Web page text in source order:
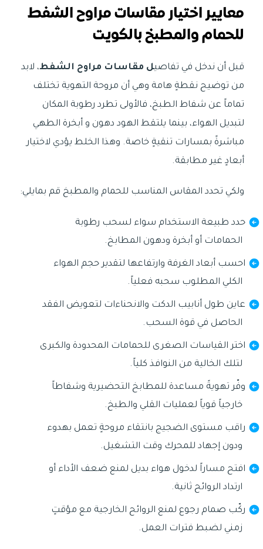
معايير اختيار مقاسات مراوح الشفط
للحمام والمطبخ بالكويت
قبل أن ندخل في تفاصيل مقاسات مراوح الشفط، لابد
من توضيح نقطةٍ هامة وهي أن مروحة التهوية تختلف
تماماً عن شفاط الطبخ، فالأولى تطرد رطوبة المكان
لتبديل الهواء، بينما يلتقط الهود دهون و أبخرة الطهي
مباشرةً بمسارات تنقيةٍ خاصة. وهذا الخلط يؤدي لاختيار
أبعادٍ غير مطابقة.
ولكي تحدد المقاس المناسب للحمام والمطبخ قم بمايلي:
حدد طبيعة الاستخدام سواء لسحب رطوبة
الحمامات أو أبخرة ودهون المطابخ.
احسب أبعاد الغرفة وارتفاعها لتقدير حجم الهواء
الكلي المطلوب سحبه فعلياً.
عاين طول أنابيب الدكت والانحناءات لتعويض الفقد
الحاصل في قوة السحب.
اختر القياسات الصغرى للحمامات المحدودة والكبرى
لتلك الخالية من النوافذ كلياً.
وفّر تهويةً مساعدة للمطابخ التحضيرية وشفاطاً
خارجياً قوياً لعمليات القلي والطبخ.
راقب مستوى الضجيج بانتقاء مروحةٍ تعمل بهدوء
ودون إجهاد للمحرك وقت التشغيل.
افتح مساراً لدخول هواء بديل لمنع ضعف الأداء أو
ارتداد الروائح ثانية.
ركّب صمام رجوع لمنع الروائح الخارجية مع مؤقتٍ
زمني لضبط فترات العمل.